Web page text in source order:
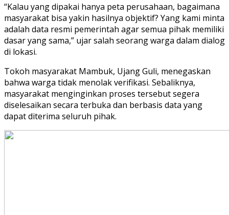
“Kalau yang dipakai hanya peta perusahaan, bagaimana
masyarakat bisa yakin hasilnya objektif? Yang kami minta
adalah data resmi pemerintah agar semua pihak memiliki
dasar yang sama,” ujar salah seorang warga dalam dialog
di lokasi.
Tokoh masyarakat Mambuk, Ujang Guli, menegaskan
bahwa warga tidak menolak verifikasi. Sebaliknya,
masyarakat menginginkan proses tersebut segera
diselesaikan secara terbuka dan berbasis data yang
dapat diterima seluruh pihak.